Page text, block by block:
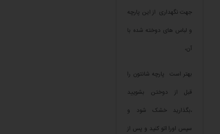
جهت نگهداری از این پارچه
و لباس های دوخته شده با
آن،
بهتر است پارچه شانتون را
قبل از دوختن بشویید
،بگذارید خشک شود و
سپس اورا اتو کنید و پس از